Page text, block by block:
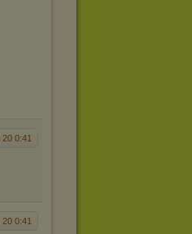
0:41
0:41